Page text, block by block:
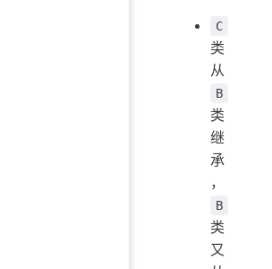
C
类
从
B
类
继
承
，
B
类
又